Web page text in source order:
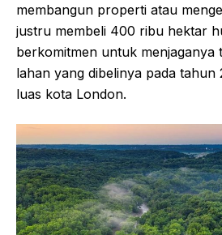
membangun properti atau
justru membeli 400 ribu hektar
berkomitmen untuk menjaganya
lahan yang dibelinya pada tahun
luas kota London.